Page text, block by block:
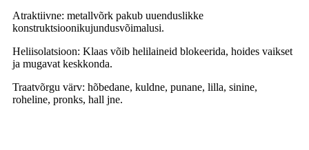
Atraktiivne: metallvõrk pakub uuenduslikke
konstruktsioonikujundusvõimalusi.
Heliisolatsioon: Klaas võib helilaineid blokeerida, hoides vaikset
ja mugavat keskkonda.
Traatvõrgu värv: hõbedane, kuldne, punane, lilla, sinine,
roheline, pronks, hall jne.